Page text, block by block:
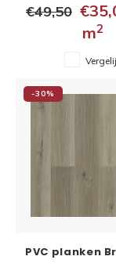
€49,50
m2
-30%
PVC planken